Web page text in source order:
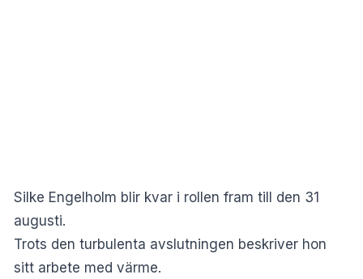
Silke Engelholm blir kvar i rollen fram till den 31
augusti.
Trots den turbulenta avslutningen beskriver hon
sitt arbete med värme.